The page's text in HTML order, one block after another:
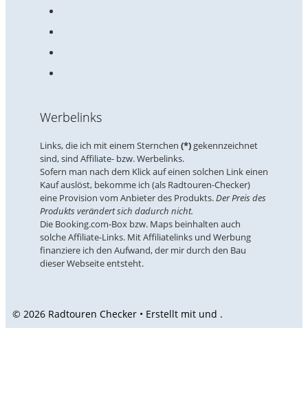
Werbelinks
Links, die ich mit einem Sternchen (*)gekennzeichnet
sind, sind Affiliate- bzw. Werbelinks.
Sofern man nach dem Klick auf einen solchen Link einen
Kauf auslöst, bekomme ich (als Radtouren-Checker)
eine Provision vom Anbieter des Produkts.Der Preis des
Produkts verändert sich dadurch nicht.
Die Booking.com-Box bzw. Maps beinhalten auch
solche Affiliate-Links. Mit Affiliatelinks und Werbung
finanziere ich den Aufwand, der mir durch den Bau
dieser Webseite entsteht.
© 2026 Radtouren Checker • Erstellt mit und .